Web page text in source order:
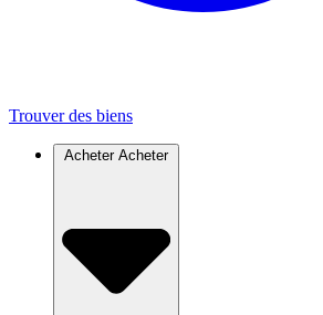
Trouver des biens
Acheter Acheter